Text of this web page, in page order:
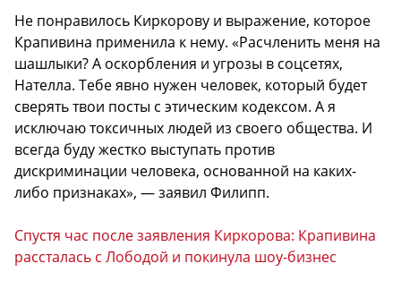
Не понравилось Киркорову и выражение, которое
Крапивина применила к нему. «Расчленить меня на
шашлыки? А оскорбления и угрозы в соцсетях,
Нателла. Тебе явно нужен человек, который будет
сверять твои посты с этическим кодексом. А я
исключаю токсичных людей из своего общества. И
всегда буду жестко выступать против
дискриминации человека, основанной на каких-
либо признаках», — заявил Филипп.
Спустя час после заявления Киркорова: Крапивина
рассталась с Лободой и покинула шоу-бизнес